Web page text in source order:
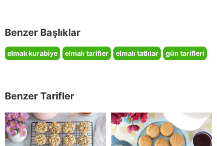
Benzer Başlıklar
elmalı kurabiye elmalı tarifler elmalı tatlılar gün tarifleri
Benzer Tarifler